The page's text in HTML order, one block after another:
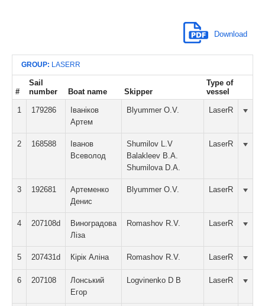
Download
GROUP: LASERR
#
Sail
number
Boat name Skipper
Type of
vessel
1 179286
Іваніков
Артем
Blyummer O.V. LaserR
2 168588
Іванов
Всеволод
Shumilov L.V
Balakleev B.A.
Shumilova D.A.
LaserR
3 192681
Артеменко
Денис
Blyummer O.V. LaserR
4 207108d
Виноградова
Ліза
Romashov R.V. LaserR
5 207431d Кірік Аліна Romashov R.V. LaserR
6 207108
Лонський
Егор
Logvinenko D B LaserR